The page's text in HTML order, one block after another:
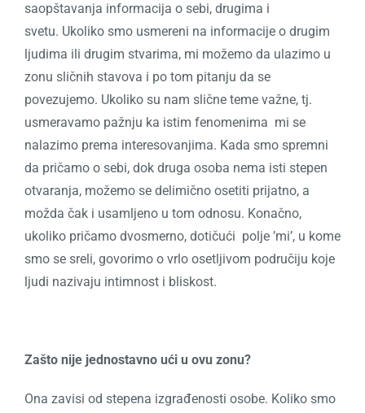
saopštavanja informacija o sebi, drugima i
svetu. Ukoliko smo usmereni na informacije o drugim
ljudima ili drugim stvarima, mi možemo da ulazimo u
zonu sličnih stavova i po tom pitanju da se
povezujemo. Ukoliko su nam slične teme važne, tj.
usmeravamo pažnju ka istim fenomenima mi se
nalazimo prema interesovanjima. Kada smo spremni
da pričamo o sebi, dok druga osoba nema isti stepen
otvaranja, možemo se delimično osetiti prijatno, a
možda čak i usamljeno u tom odnosu. Konačno,
ukoliko pričamo dvosmerno, dotičući polje ’mi’, u kome
smo se sreli, govorimo o vrlo osetljivom područiju koje
ljudi nazivaju intimnost i bliskost.
Zašto nije jednostavno ući u ovu zonu?
Ona zavisi od stepena izgrađenosti osobe. Koliko smo